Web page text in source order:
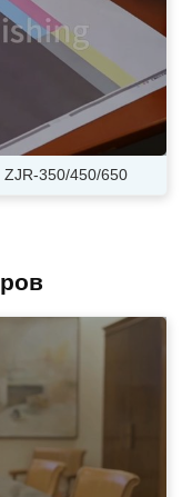
350/450/650